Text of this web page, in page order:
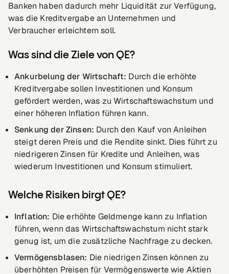
Banken haben dadurch mehr Liquidität zur Verfügung,
was die Kreditvergabe an Unternehmen und
Verbraucher erleichtern soll.
Was sind die Ziele von QE?
Ankurbelung der Wirtschaft: Durch die erhöhte
Kreditvergabe sollen Investitionen und Konsum
gefördert werden, was zu Wirtschaftswachstum und
einer höheren Inflation führen kann.
Senkung der Zinsen: Durch den Kauf von Anleihen
steigt deren Preis und die Rendite sinkt. Dies führt zu
niedrigeren Zinsen für Kredite und Anleihen, was
wiederum Investitionen und Konsum stimuliert.
Welche Risiken birgt QE?
Inflation: Die erhöhte Geldmenge kann zu Inflation
führen, wenn das Wirtschaftswachstum nicht stark
genug ist, um die zusätzliche Nachfrage zu decken.
Vermögensblasen: Die niedrigen Zinsen können zu
überhöhten Preisen für Vermögenswerte wie Aktien